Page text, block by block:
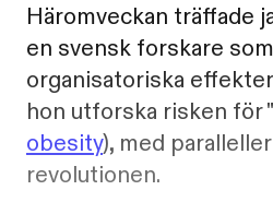
Häromveckan träffade
en svensk forskare
organisatoriska
hon utforska risken för
obesity), med
revolutionen.